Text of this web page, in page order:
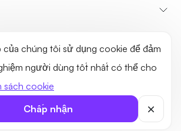
của chúng tôi sử dụng cookie để đảm
người dùng tốt nhất có thể cho
sách cookie
Chấp nhận
tôiChính sách hủy & hoàn tiền
đăng ký Bản quyền